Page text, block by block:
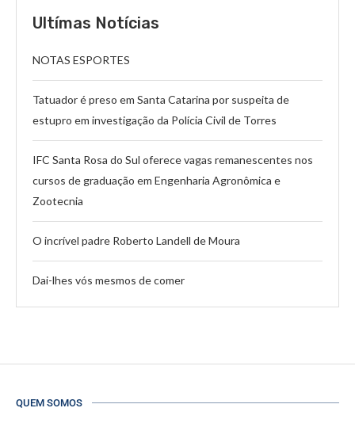
Ultímas Notícias
NOTAS ESPORTES
Tatuador é preso em Santa Catarina por suspeita de
estupro em investigação da Polícia Civil de Torres
IFC Santa Rosa do Sul oferece vagas remanescentes nos
cursos de graduação em Engenharia Agronômica e
Zootecnia
O incrível padre Roberto Landell de Moura
Dai-lhes vós mesmos de comer
QUEM SOMOS